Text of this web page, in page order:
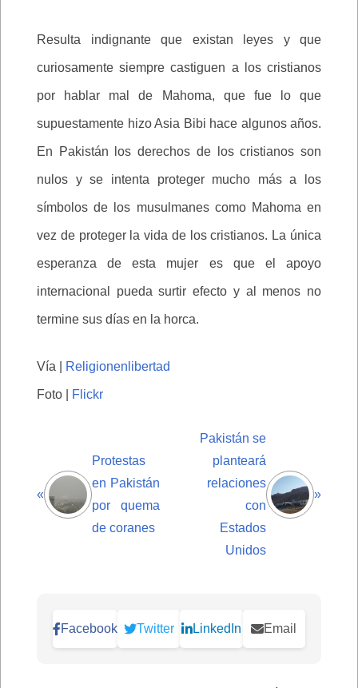
Resulta indignante que existan leyes y que
curiosamente siempre castiguen a los cristianos
por hablar mal de Mahoma, que fue lo que
supuestamente hizo Asia Bibi hace algunos años.
En Pakistán los derechos de los cristianos son
nulos y se intenta proteger mucho más a los
símbolos de los musulmanes como Mahoma en
vez de proteger la vida de los cristianos. La única
esperanza de esta mujer es que el apoyo
internacional pueda surtir efecto y al menos no
termine sus días en la horca.
Vía | Religionenlibertad
Foto | Flickr
«
Protestas
en Pakistán
por quema
de coranes
Pakistán se
planteará
relaciones
con
Estados
Unidos
»
Facebook Twitter LinkedIn Email